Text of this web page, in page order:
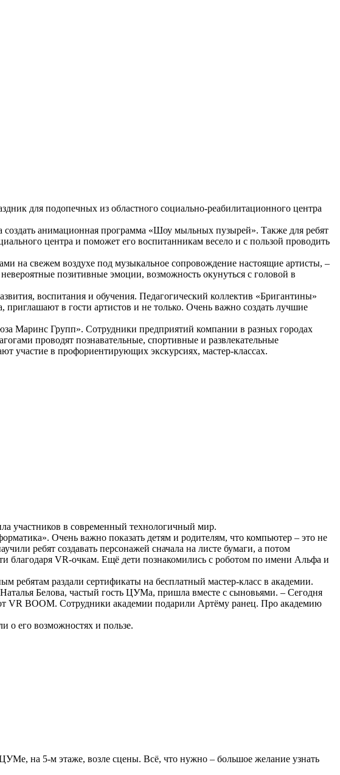
для подопечных из областного социально-реабилитационного центра
создать анимационная программа «Шоу мыльных пузырей». Также для ребят
центра и поможет его воспитанникам весело и с пользой проводить
на свежем воздухе под музыкальное сопровождение настоящие артисты, –
позитивные эмоции, возможность окунуться с головой в
воспитания и обучения. Педагогический коллектив «Бригантины»
в гости артистов и не только. Очень важно создать лучшие
Маринс Групп». Сотрудники предприятий компании в разных городах
проводят познавательные, спортивные и развлекательные
участие в профориентирующих экскурсиях, мастер-классах.
участников в современный технологичный мир.
Очень важно показать детям и родителям, что компьютер – это не
ребят создавать персонажей сначала на листе бумаги, а потом
благодаря VR-очкам. Ещё дети познакомились с роботом по имени Альфа и
раздали сертификаты на бесплатный мастер-класс в академии.
Белова, частый гость ЦУМа, пришла вместе с сыновьями. – Сегодня
VR BOOM. Сотрудники академии подарили Артёму ранец. Про академию
о его возможностях и пользе.
на 5-м этаже, возле сцены. Всё, что нужно – большое желание узнать